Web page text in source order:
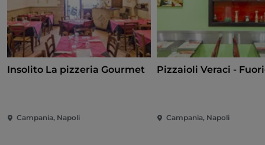
Insolito La pizzeria Gourmet
Campania, Napoli
Pizzaioli Veraci -
Campania, Napoli